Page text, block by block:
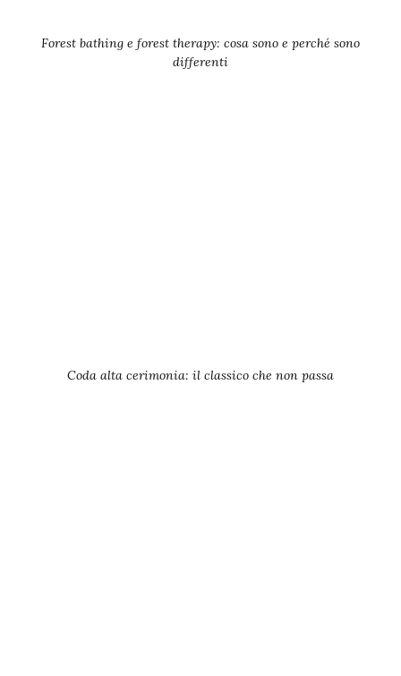
Forest bathing e forest therapy: cosa sono e perché sono
differenti
Coda alta cerimonia: il classico che non passa